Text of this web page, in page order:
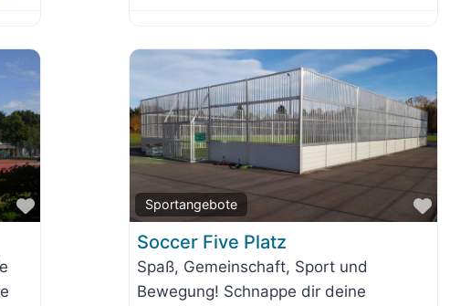
Favorit
Sportangebote
Soccer Five Platz
Spaß, Gemeinschaft, Sport und
Bewegung! Schnappe dir deine